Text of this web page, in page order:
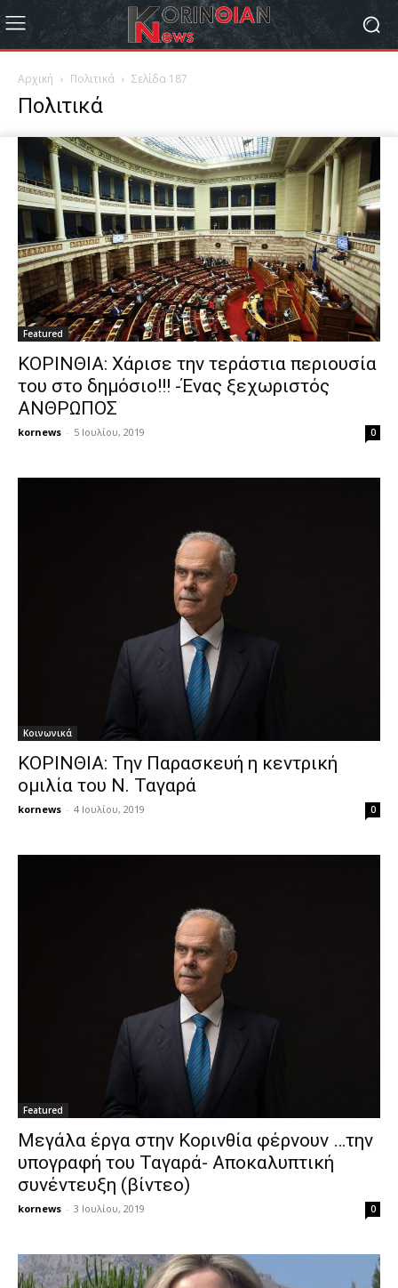
Αρχική Πολιτικά Σελίδα 187
Πολιτικά
Featured
ΚΟΡΙΝΘΙΑ: Χάρισε την τεράστια περιουσία
του στο δημόσιο!!! -Ένας ξεχωριστός
ΑΝΘΡΩΠΟΣ
kornews - 5 Ιουλίου, 2019 0
Κοινωνικά
ΚΟΡΙΝΘΙΑ: Την Παρασκευή η κεντρική
ομιλία του Ν. Ταγαρά
kornews - 4 Ιουλίου, 2019 0
Featured
Μεγάλα έργα στην Κορινθία φέρνουν …την
υπογραφή του Ταγαρά- Αποκαλυπτική
συνέντευξη (βίντεο)
kornews - 3 Ιουλίου, 2019 0